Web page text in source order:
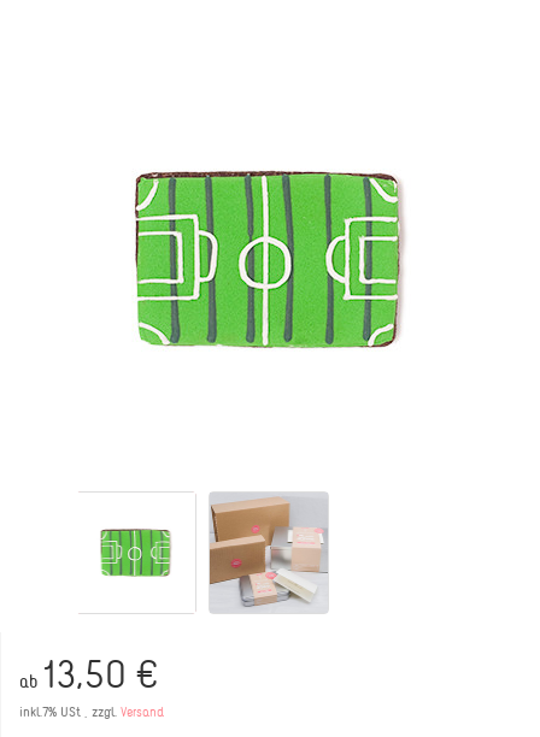
ab 13,50 €
inkl.7% USt , zzgl. Versand